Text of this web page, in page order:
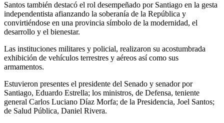
Santos también destacó el rol desempeñado por Santiago en la gesta
independentista afianzando la soberanía de la República y
convirtiéndose en una provincia símbolo de la modernidad, el
desarrollo y el bienestar.
Las instituciones militares y policial, realizaron su acostumbrada
exhibición de vehículos terrestres y aéreos así como sus
armamentos.
Estuvieron presentes el presidente del Senado y senador por
Santiago, Eduardo Estrella; los ministros, de Defensa, teniente
general Carlos Luciano Díaz Morfa; de la Presidencia, Joel Santos;
de Salud Pública, Daniel Rivera.